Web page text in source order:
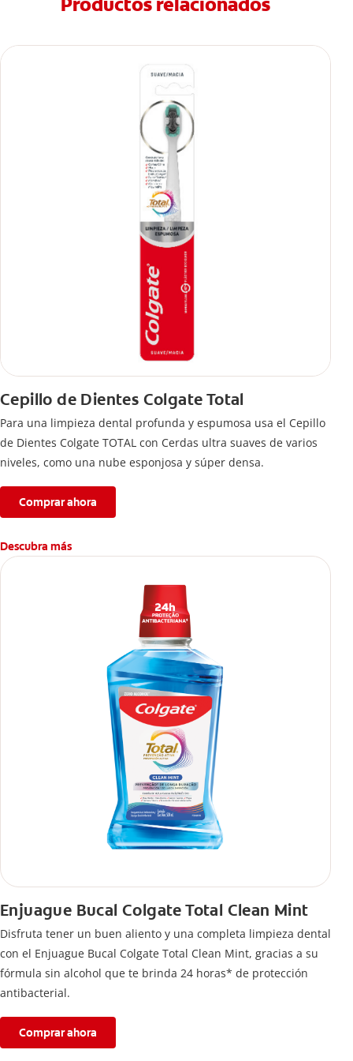
Cepillo de Dientes Colgate Total
Para una limpieza dental profunda y espumosa usa el Cepillo
de Dientes Colgate TOTAL con Cerdas ultra suaves de varios
niveles, como una nube esponjosa y súper densa.
Comprar ahora
Descubra más
Enjuague Bucal Colgate Total Clean Mint
Disfruta tener un buen aliento y una completa limpieza dental
con el Enjuague Bucal Colgate Total Clean Mint, gracias a su
fórmula sin alcohol que te brinda 24 horas* de protección
antibacterial.
Comprar ahora